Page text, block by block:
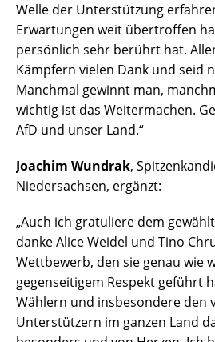
Welle der Unterstützung
Erwartungen weit übertroffen
persönlich sehr berührt hat.
Kämpfern vielen Dank und seid
Manchmal gewinnt man,
wichtig ist das Weitermachen.
AfD und unser Land.“
Joachim Wundrak,
Niedersachsen, ergänzt:
„Auch ich gratuliere dem
danke Alice Weidel und Tino
Wettbewerb, den sie genau wie
gegenseitigem Respekt geführt
Wählern und insbesondere den
Unterstützern im ganzen Land